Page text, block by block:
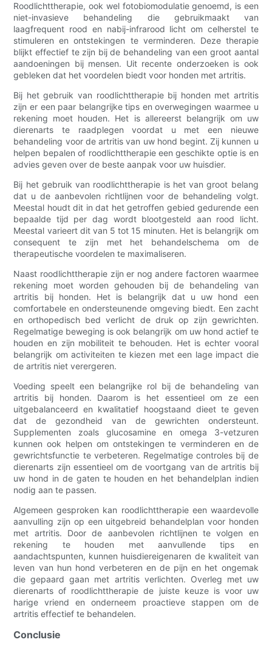
Roodlichttherapie, ook wel fotobiomodulatie genoemd, is een
niet-invasieve behandeling die gebruikmaakt van
laagfrequent rood en nabij-infrarood licht om celherstel te
stimuleren en ontstekingen te verminderen. Deze therapie
blijkt effectief te zijn bij de behandeling van een groot aantal
aandoeningen bij mensen. Uit recente onderzoeken is ook
gebleken dat het voordelen biedt voor honden met artritis.
Bij het gebruik van roodlichttherapie bij honden met artritis
zijn er een paar belangrijke tips en overwegingen waarmee u
rekening moet houden. Het is allereerst belangrijk om uw
dierenarts te raadplegen voordat u met een nieuwe
behandeling voor de artritis van uw hond begint. Zij kunnen u
helpen bepalen of roodlichttherapie een geschikte optie is en
advies geven over de beste aanpak voor uw huisdier.
Bij het gebruik van roodlichttherapie is het van groot belang
dat u de aanbevolen richtlijnen voor de behandeling volgt.
Meestal houdt dit in dat het getroffen gebied gedurende een
bepaalde tijd per dag wordt blootgesteld aan rood licht.
Meestal varieert dit van 5 tot 15 minuten. Het is belangrijk om
consequent te zijn met het behandelschema om de
therapeutische voordelen te maximaliseren.
Naast roodlichttherapie zijn er nog andere factoren waarmee
rekening moet worden gehouden bij de behandeling van
artritis bij honden. Het is belangrijk dat u uw hond een
comfortabele en ondersteunende omgeving biedt. Een zacht
en orthopedisch bed verlicht de druk op zijn gewrichten.
Regelmatige beweging is ook belangrijk om uw hond actief te
houden en zijn mobiliteit te behouden. Het is echter vooral
belangrijk om activiteiten te kiezen met een lage impact die
de artritis niet verergeren.
Voeding speelt een belangrijke rol bij de behandeling van
artritis bij honden. Daarom is het essentieel om ze een
uitgebalanceerd en kwalitatief hoogstaand dieet te geven
dat de gezondheid van de gewrichten ondersteunt.
Supplementen zoals glucosamine en omega 3-vetzuren
kunnen ook helpen om ontstekingen te verminderen en de
gewrichtsfunctie te verbeteren. Regelmatige controles bij de
dierenarts zijn essentieel om de voortgang van de artritis bij
uw hond in de gaten te houden en het behandelplan indien
nodig aan te passen.
Algemeen gesproken kan roodlichttherapie een waardevolle
aanvulling zijn op een uitgebreid behandelplan voor honden
met artritis. Door de aanbevolen richtlijnen te volgen en
rekening te houden met aanvullende tips en
aandachtspunten, kunnen huisdiereigenaren de kwaliteit van
leven van hun hond verbeteren en de pijn en het ongemak
die gepaard gaan met artritis verlichten. Overleg met uw
dierenarts of roodlichttherapie de juiste keuze is voor uw
harige vriend en onderneem proactieve stappen om de
artritis effectief te behandelen.
Conclusie